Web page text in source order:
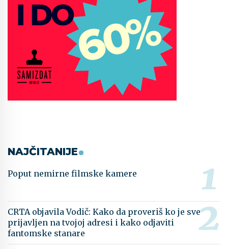
NAJČITANIJE
Poput nemirne filmske kamere
CRTA objavila Vodič: Kako da proveriš ko je sve
prijavljen na tvojoj adresi i kako odjaviti
fantomske stanare